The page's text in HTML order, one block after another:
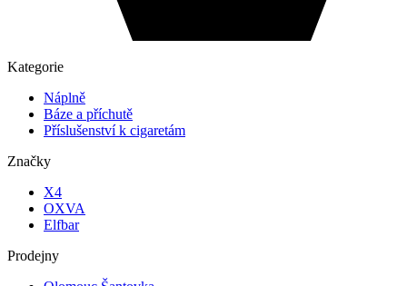
Kategorie
Náplně
Báze a příchutě
Příslušenství k cigaretám
Značky
X4
OXVA
Elfbar
Prodejny